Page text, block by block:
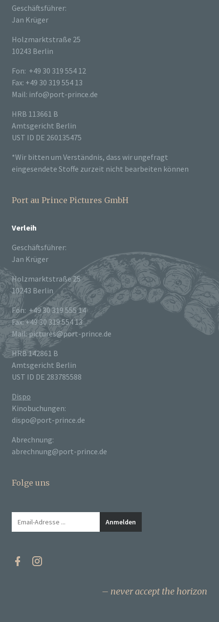
Geschäftsführer:
Jan Krüger
Holzmarktstraße 25
10243 Berlin
Fon: +49 30 319 554 12
Fax: +49 30 319 554 13
Mail: info@port-prince.de
HRB 113661 B
Amtsgericht Berlin
UST ID DE 260135475
*Wir bitten um Verständnis, dass wir ungefragt
eingesendete Stoffe zurzeit nicht bearbeiten können
Port au Prince Pictures GmbH
Verleih
Geschäftsführer:
Jan Krüger
Holzmarktstraße 25
10243 Berlin
Fon: +49 30 319 555 14
Fax: +49 30 319 554 13
Mail: pictures@port-prince.de
HRB 142861 B
Amtsgericht Berlin
UST ID DE 283785588
Dispo
Kinobuchungen:
dispo@port-prince.de
Abrechnung:
abrechnung@port-prince.de
Folge uns
never accept the horizon